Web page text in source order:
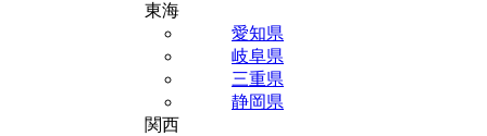
東海
愛知県
岐阜県
三重県
静岡県
関西